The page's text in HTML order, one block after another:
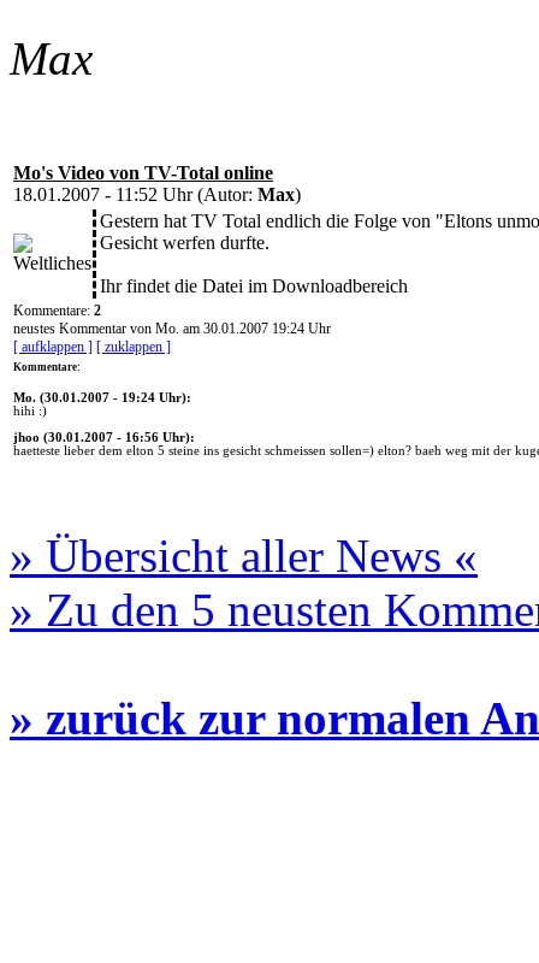
Max
Mo's Video von TV-Total online
18.01.2007 - 11:52 Uhr (Autor: Max)
Gestern hat TV Total endlich die Folge von "Eltons
Gesicht werfen durfte.
Ihr findet die Datei im Downloadbereich
Kommentare: 2
neustes Kommentar von Mo. am 30.01.2007 19:24 Uhr
[ aufklappen ] [ zuklappen ]
Kommentare:
Mo. (30.01.2007 - 19:24 Uhr):
hihi :)
jhoo (30.01.2007 - 16:56 Uhr):
haetteste lieber dem elton 5 steine ins gesicht schmeissen sollen=) elton? baeh weg mit der
» Übersicht aller News «
» Zu den 5 neusten
» zurück zur normalen